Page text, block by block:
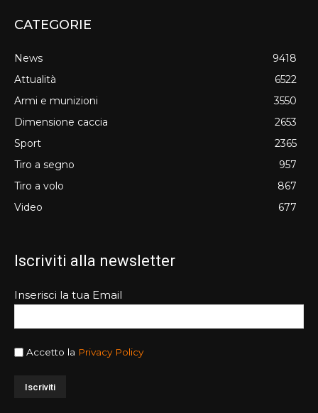
CATEGORIE
News
9418
Attualità
6522
Armi e munizioni
3550
Dimensione caccia
2653
Sport
2365
Tiro a segno
957
Tiro a volo
867
Video
677
Iscriviti alla newsletter
Inserisci la tua Email
Accetto la Privacy Policy